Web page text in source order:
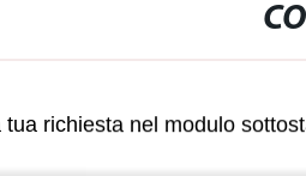
richiesta nel modulo